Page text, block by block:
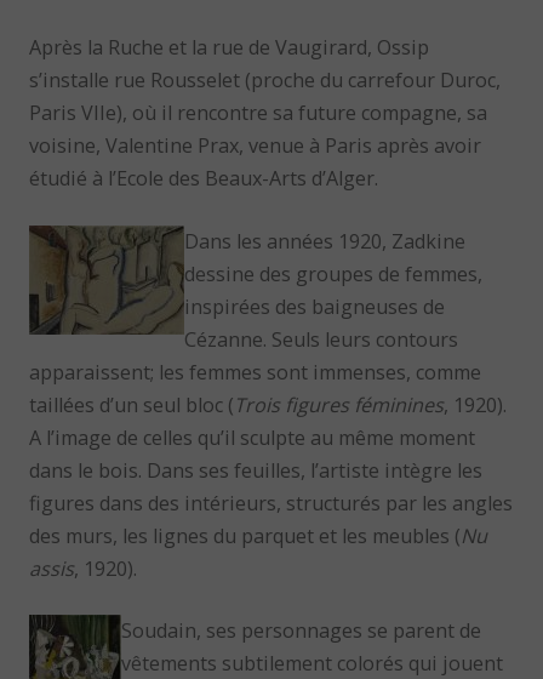
Après la Ruche et la rue de Vaugirard, Ossip
s’installe rue Rousselet (proche du carrefour Duroc,
Paris VIIe), où il rencontre sa future compagne, sa
voisine, Valentine Prax, venue à Paris après avoir
étudié à l’Ecole des Beaux-Arts d’Alger.
Dans les années 1920, Zadkine
dessine des groupes de femmes,
inspirées des baigneuses de
Cézanne. Seuls leurs contours
apparaissent; les femmes sont immenses, comme
taillées d’un seul bloc (Trois figures féminines, 1920).
A l’image de celles qu’il sculpte au même moment
dans le bois. Dans ses feuilles, l’artiste intègre les
figures dans des intérieurs, structurés par les angles
des murs, les lignes du parquet et les meubles (Nu
assis, 1920).
Soudain, ses personnages se parent de
vêtements subtilement colorés qui jouent